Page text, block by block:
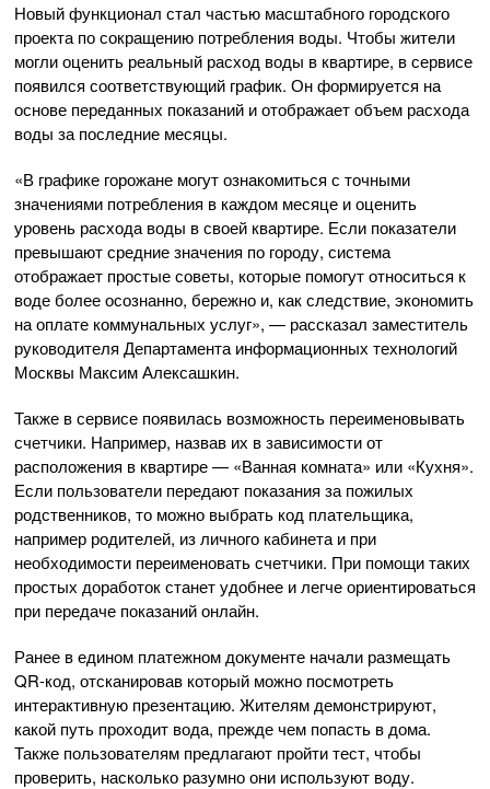
Новый функционал стал частью масштабного городского
проекта по сокращению потребления воды. Чтобы жители
могли оценить реальный расход воды в квартире, в сервисе
появился соответствующий график. Он формируется на
основе переданных показаний и отображает объем расхода
воды за последние месяцы.
«В графике горожане могут ознакомиться с точными
значениями потребления в каждом месяце и оценить
уровень расхода воды в своей квартире. Если показатели
превышают средние значения по городу, система
отображает простые советы, которые помогут относиться к
воде более осознанно, бережно и, как следствие, экономить
на оплате коммунальных услуг», — рассказал заместитель
руководителя Департамента информационных технологий
Москвы Максим Алексашкин.
Также в сервисе появилась возможность переименовывать
счетчики. Например, назвав их в зависимости от
расположения в квартире — «Ванная комната» или «Кухня».
Если пользователи передают показания за пожилых
родственников, то можно выбрать код плательщика,
например родителей, из личного кабинета и при
необходимости переименовать счетчики. При помощи таких
простых доработок станет удобнее и легче ориентироваться
при передаче показаний онлайн.
Ранее в едином платежном документе начали размещать
QR-код, отсканировав который можно посмотреть
интерактивную презентацию. Жителям демонстрируют,
какой путь проходит вода, прежде чем попасть в дома.
Также пользователям предлагают пройти тест, чтобы
проверить, насколько разумно они используют воду.